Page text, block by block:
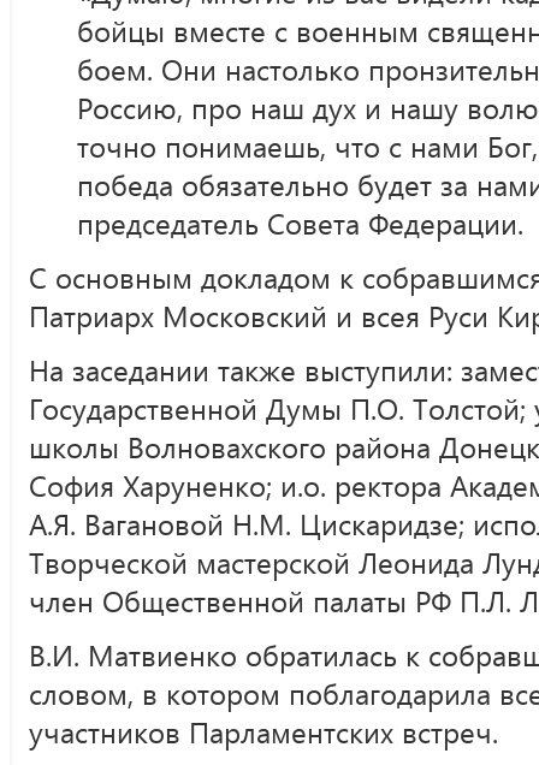
бойцы вместе с военным
боем. Они настолько
Россию, про наш дух и нашу
точно понимаешь, что с нами
победа обязательно будет за
председатель Совета Федерации.
С основным докладом к
Патриарх Московский и всея Руси
На заседании также выступили:
Государственной Думы П.О. Толстой;
школы Волновахского района
София Харуненко; и.о. ректора
А.Я. Вагановой Н.М. Цискаридзе;
Творческой мастерской Леонида
член Общественной палаты РФ П.Л.
В.И. Матвиенко обратилась к
словом, в котором поблагодарила
участников Парламентских встреч.